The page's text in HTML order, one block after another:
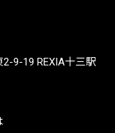
9-19 REXIA十三駅